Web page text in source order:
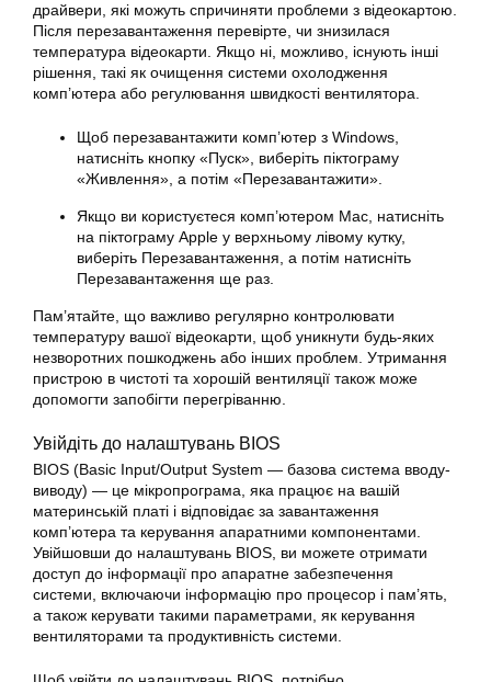
драйвери, які можуть спричиняти проблеми з відеокартою.
Після перезавантаження перевірте, чи знизилася
температура відеокарти. Якщо ні, можливо, існують інші
рішення, такі як очищення системи охолодження
комп’ютера або регулювання швидкості вентилятора.
Щоб перезавантажити комп’ютер з Windows,
натисніть кнопку «Пуск», виберіть піктограму
«Живлення», а потім «Перезавантажити».
Якщо ви користуєтеся комп’ютером Mac, натисніть
на піктограму Apple у верхньому лівому кутку,
виберіть Перезавантаження, а потім натисніть
Перезавантаження ще раз.
Пам’ятайте, що важливо регулярно контролювати
температуру вашої відеокарти, щоб уникнути будь-яких
незворотних пошкоджень або інших проблем. Утримання
пристрою в чистоті та хорошій вентиляції також може
допомогти запобігти перегріванню.
Увійдіть до налаштувань BIOS
BIOS (Basic Input/Output System — базова система вводу-
виводу) — це мікропрограма, яка працює на вашій
материнській платі і відповідає за завантаження
комп’ютера та керування апаратними компонентами.
Увійшовши до налаштувань BIOS, ви можете отримати
доступ до інформації про апаратне забезпечення
системи, включаючи інформацію про процесор і пам’ять,
а також керувати такими параметрами, як керування
вентиляторами та продуктивність системи.